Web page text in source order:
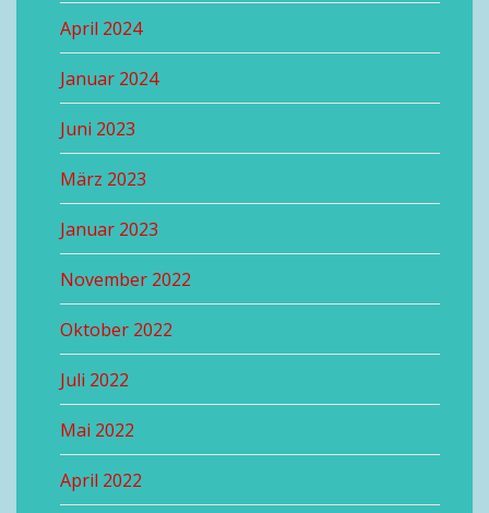
April 2024
Januar 2024
Juni 2023
März 2023
Januar 2023
November 2022
Oktober 2022
Juli 2022
Mai 2022
April 2022